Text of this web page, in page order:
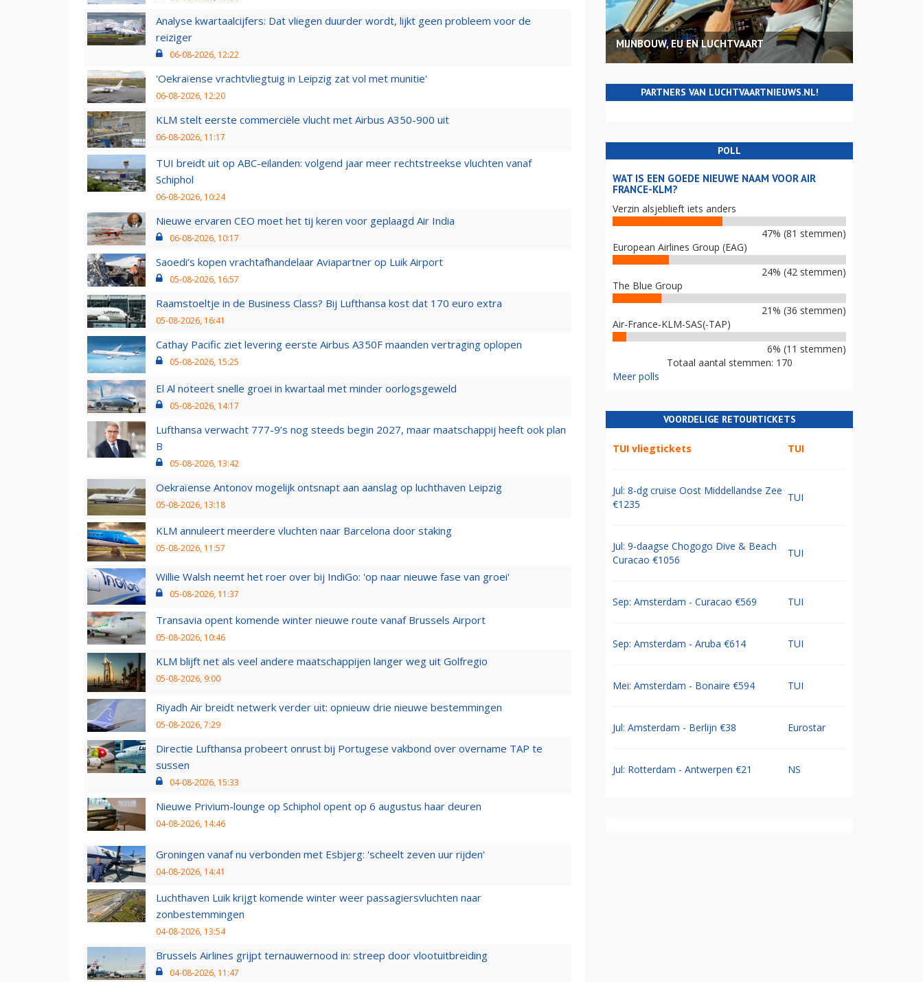
Analyse kwartaalcijfers: Dat vliegen duurder wordt, lijkt geen probleem voor de
reiziger
06-08-2026, 12:22
'Oekraïense vrachtvliegtuig in Leipzig zat vol met munitie'
06-08-2026, 12:20
KLM stelt eerste commerciële vlucht met Airbus A350-900 uit
06-08-2026, 11:17
TUI breidt uit op ABC-eilanden: volgend jaar meer rechtstreekse vluchten vanaf
Schiphol
06-08-2026, 10:24
Nieuwe ervaren CEO moet het tij keren voor geplaagd Air India
06-08-2026, 10:17
Saoedi’s kopen vrachtafhandelaar Aviapartner op Luik Airport
05-08-2026, 16:57
Raamstoeltje in de Business Class? Bij Lufthansa kost dat 170 euro extra
05-08-2026, 16:41
Cathay Pacific ziet levering eerste Airbus A350F maanden vertraging oplopen
05-08-2026, 15:25
El Al noteert snelle groei in kwartaal met minder oorlogsgeweld
05-08-2026, 14:17
Lufthansa verwacht 777-9’s nog steeds begin 2027, maar maatschappij heeft ook plan
B
05-08-2026, 13:42
Oekraïense Antonov mogelijk ontsnapt aan aanslag op luchthaven Leipzig
05-08-2026, 13:18
KLM annuleert meerdere vluchten naar Barcelona door staking
05-08-2026, 11:57
Willie Walsh neemt het roer over bij IndiGo: 'op naar nieuwe fase van groei'
05-08-2026, 11:37
Transavia opent komende winter nieuwe route vanaf Brussels Airport
05-08-2026, 10:46
KLM blijft net als veel andere maatschappijen langer weg uit Golfregio
05-08-2026, 9:00
Riyadh Air breidt netwerk verder uit: opnieuw drie nieuwe bestemmingen
05-08-2026, 7:29
Directie Lufthansa probeert onrust bij Portugese vakbond over overname TAP te
sussen
04-08-2026, 15:33
Nieuwe Privium-lounge op Schiphol opent op 6 augustus haar deuren
04-08-2026, 14:46
Groningen vanaf nu verbonden met Esbjerg: 'scheelt zeven uur rijden'
04-08-2026, 14:41
Luchthaven Luik krijgt komende winter weer passagiersvluchten naar
zonbestemmingen
04-08-2026, 13:54
Brussels Airlines grijpt ternauwernood in: streep door vlootuitbreiding
04-08-2026, 11:47
MIJNBOUW, EU EN LUCHTVAART
PARTNERS VAN LUCHTVAARTNIEUWS.NL!
POLL
WAT IS EEN GOEDE NIEUWE NAAM VOOR AIR
FRANCE-KLM?
Verzin alsjeblieft iets anders
47% (81 stemmen)
European Airlines Group (EAG)
24% (42 stemmen)
The Blue Group
21% (36 stemmen)
Air-France-KLM-SAS(-TAP)
6% (11 stemmen)
Totaal aantal stemmen: 170
Meer polls
VOORDELIGE RETOURTICKETS
TUI vliegtickets TUI
Jul: 8-dg cruise Oost Middellandse Zee
€1235
TUI
Jul: 9-daagse Chogogo Dive & Beach
Curacao €1056
TUI
Sep: Amsterdam - Curacao €569 TUI
Sep: Amsterdam - Aruba €614 TUI
Mei: Amsterdam - Bonaire €594 TUI
Jul: Amsterdam - Berlijn €38 Eurostar
Jul: Rotterdam - Antwerpen €21 NS